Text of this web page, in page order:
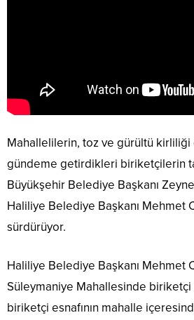
Mahallelilerin, toz ve gürültü kirliliği
gündeme getirdikleri biriketçilerin
Büyükşehir Belediye Başkanı
Haliliye Belediye Başkanı Mehmet
sürdürüyor.
Haliliye Belediye Başkanı Mehmet
Süleymaniye Mahallesinde biriketçi
biriketçi esnafının mahalle